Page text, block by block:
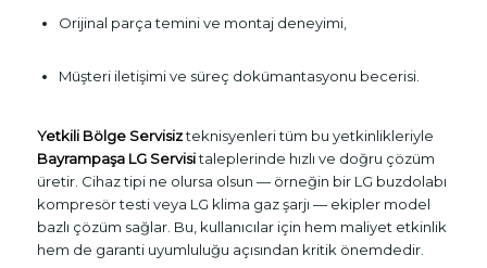
Orijinal parça temini ve montaj deneyimi,
Müşteri iletişimi ve süreç dokümantasyonu becerisi.
Yetkili Bölge Servisizteknisyenleri tüm bu yetkinlikleriyle
Bayrampaşa LG Servisitaleplerinde hızlı ve doğru çözüm
üretir. Cihaz tipi ne olursa olsun — örneğin bir LG buzdolabı
kompresör testi veya LG klima gaz şarjı — ekipler model
bazlı çözüm sağlar. Bu, kullanıcılar için hem maliyet etkinlik
hem de garanti uyumluluğu açısından kritik önemdedir.